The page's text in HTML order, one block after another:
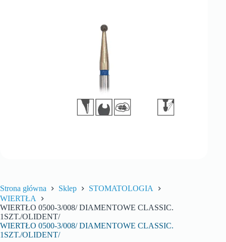
Strona główna Sklep
STOMATOLOGIA
WIERTŁA
WIERTŁO 0500-3/008/ DIAMENTOWE CLASSIC.
1SZT./OLIDENT/
WIERTŁO 0500-3/008/ DIAMENTOWE CLASSIC.
1SZT./OLIDENT/